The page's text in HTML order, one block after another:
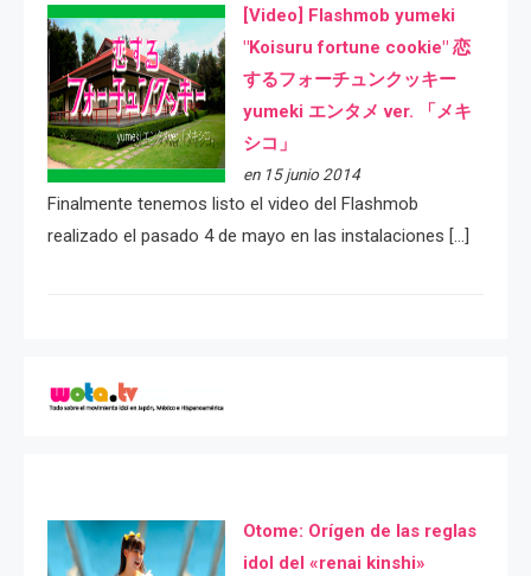
[Video] Flashmob yumeki
"Koisuru fortune cookie" 恋
するフォーチュンクッキー
yumeki エンタメ ver. 「メキ
シコ」
en 15 junio 2014
Finalmente tenemos listo el video del Flashmob
realizado el pasado 4 de mayo en las instalaciones […]
Otome: Orígen de las reglas
idol del «renai kinshi»